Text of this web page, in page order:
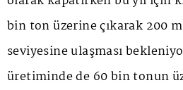
bin ton üzerine çıkarak 200
seviyesine ulaşması
üretiminde de 60 bin tonun